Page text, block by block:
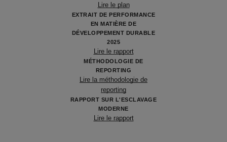
Lire le plan
EXTRAIT DE PERFORMANCE
EN MATIÈRE DE
DÉVELOPPEMENT DURABLE
2025
Lire le rapport
MÉTHODOLOGIE DE
REPORTING
Lire la méthodologie de
reporting
RAPPORT SUR L'ESCLAVAGE
MODERNE
Lire le rapport